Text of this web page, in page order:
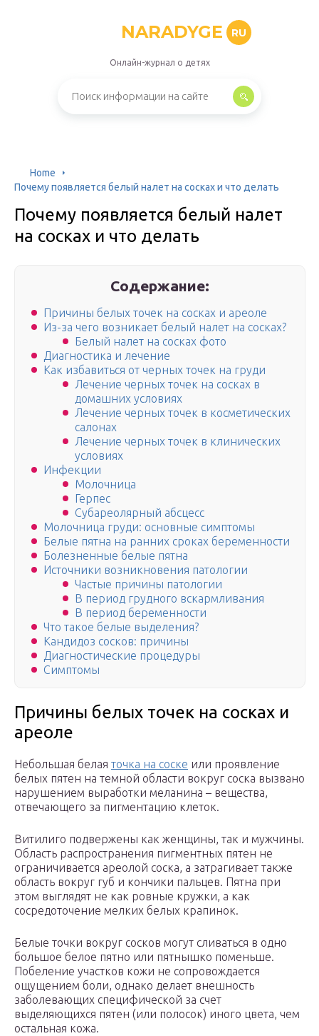
NARADYGE RU
Онлайн-журнал о детях
Home
Почему появляется белый налет на сосках и что делать
Почему появляется белый налет
на сосках и что делать
Содержание:
Причины белых точек на сосках и ареоле
Из-за чего возникает белый налет на сосках?
Белый налет на сосках фото
Диагностика и лечение
Как избавиться от черных точек на груди
Лечение черных точек на сосках в
домашних условиях
Лечение черных точек в косметических
салонах
Лечение черных точек в клинических
условиях
Инфекции
Молочница
Герпес
Субареолярный абсцесс
Молочница груди: основные симптомы
Белые пятна на ранних сроках беременности
Болезненные белые пятна
Источники возникновения патологии
Частые причины патологии
В период грудного вскармливания
В период беременности
Что такое белые выделения?
Кандидоз сосков: причины
Диагностические процедуры
Симптомы
Причины белых точек на сосках и
ареоле
Небольшая белая точка на соске или проявление
белых пятен на темной области вокруг соска вызвано
нарушением выработки меланина – вещества,
отвечающего за пигментацию клеток.
Витилиго подвержены как женщины, так и мужчины.
Область распространения пигментных пятен не
ограничивается ареолой соска, а затрагивает также
область вокруг губ и кончики пальцев. Пятна при
этом выглядят не как ровные кружки, а как
сосредоточение мелких белых крапинок.
Белые точки вокруг сосков могут сливаться в одно
большое белое пятно или пятнышко поменьше.
Побеление участков кожи не сопровождается
ощущением боли, однако делает внешность
заболевающих специфической за счет
выделяющихся пятен (или полосок) иного цвета, чем
остальная кожа.